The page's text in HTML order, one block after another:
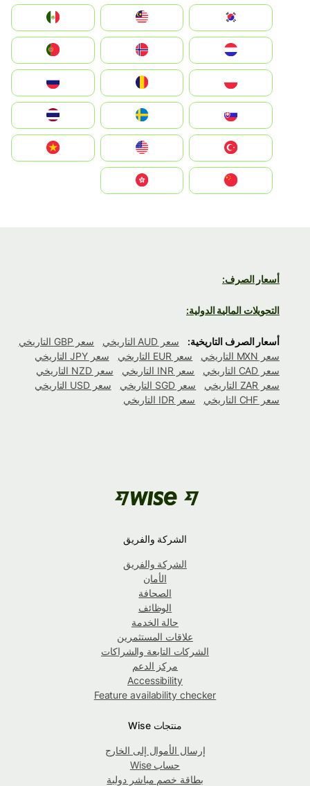
South Korea
Nederland
Portugal
România
Slovensko
United States
Vietnam
أسعار الصرف:
التحويلات المالية الدولية:
أسعار الصرف التاريخية: سعر AUD التاريخي
سعر GBP التاريخي
سعر MXN التاريخي
سعر EUR التاريخي
سعر JPY التاريخي
سعر CAD التاريخي
سعر INR التاريخي
سعر NZD التاريخي
سعر ZAR التاريخي
سعر SGD التاريخي
سعر USD التاريخي
سعر CHF التاريخي
سعر IDR التاريخي
الشركة والفريق
الشركة والفريق
الأمان
الصحافة
الوظائف
حالة الخدمة
علاقات المستثمرين
الشركات التابعة والشراكات
مركز الدعم
Accessibility
Feature availability checker
منتجات Wise
إرسال الأموال إلى الخارج
حساب Wise
بطاقة خصم مباشر دولية